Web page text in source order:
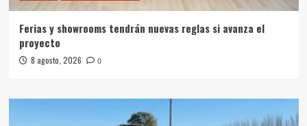
Ferias y showrooms tendrán nuevas reglas si avanza el
proyecto
8 agosto, 2026 0